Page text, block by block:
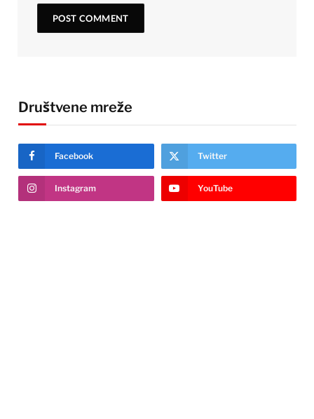
Društvene mreže
Facebook Twitter
Instagram YouTube